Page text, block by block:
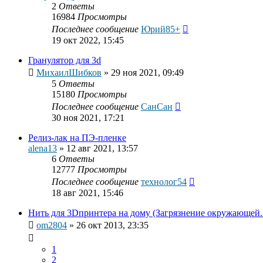
2 Ответы
16984 Просмотры
Последнее сообщение Юрий85+
19 окт 2022, 15:45
Гранулятор для 3d
МихаилШибков » 29 ноя 2021, 09:49
5 Ответы
15180 Просмотры
Последнее сообщение СанСан
30 ноя 2021, 17:21
Релиз-лак на ПЭ-пленке
alena13 » 12 авг 2021, 13:57
6 Ответы
12777 Просмотры
Последнее сообщение технолог54
18 авг 2021, 15:46
Нить для 3Dпринтера на дому (Загрязнение
om2804 » 26 окт 2013, 23:35
1
2